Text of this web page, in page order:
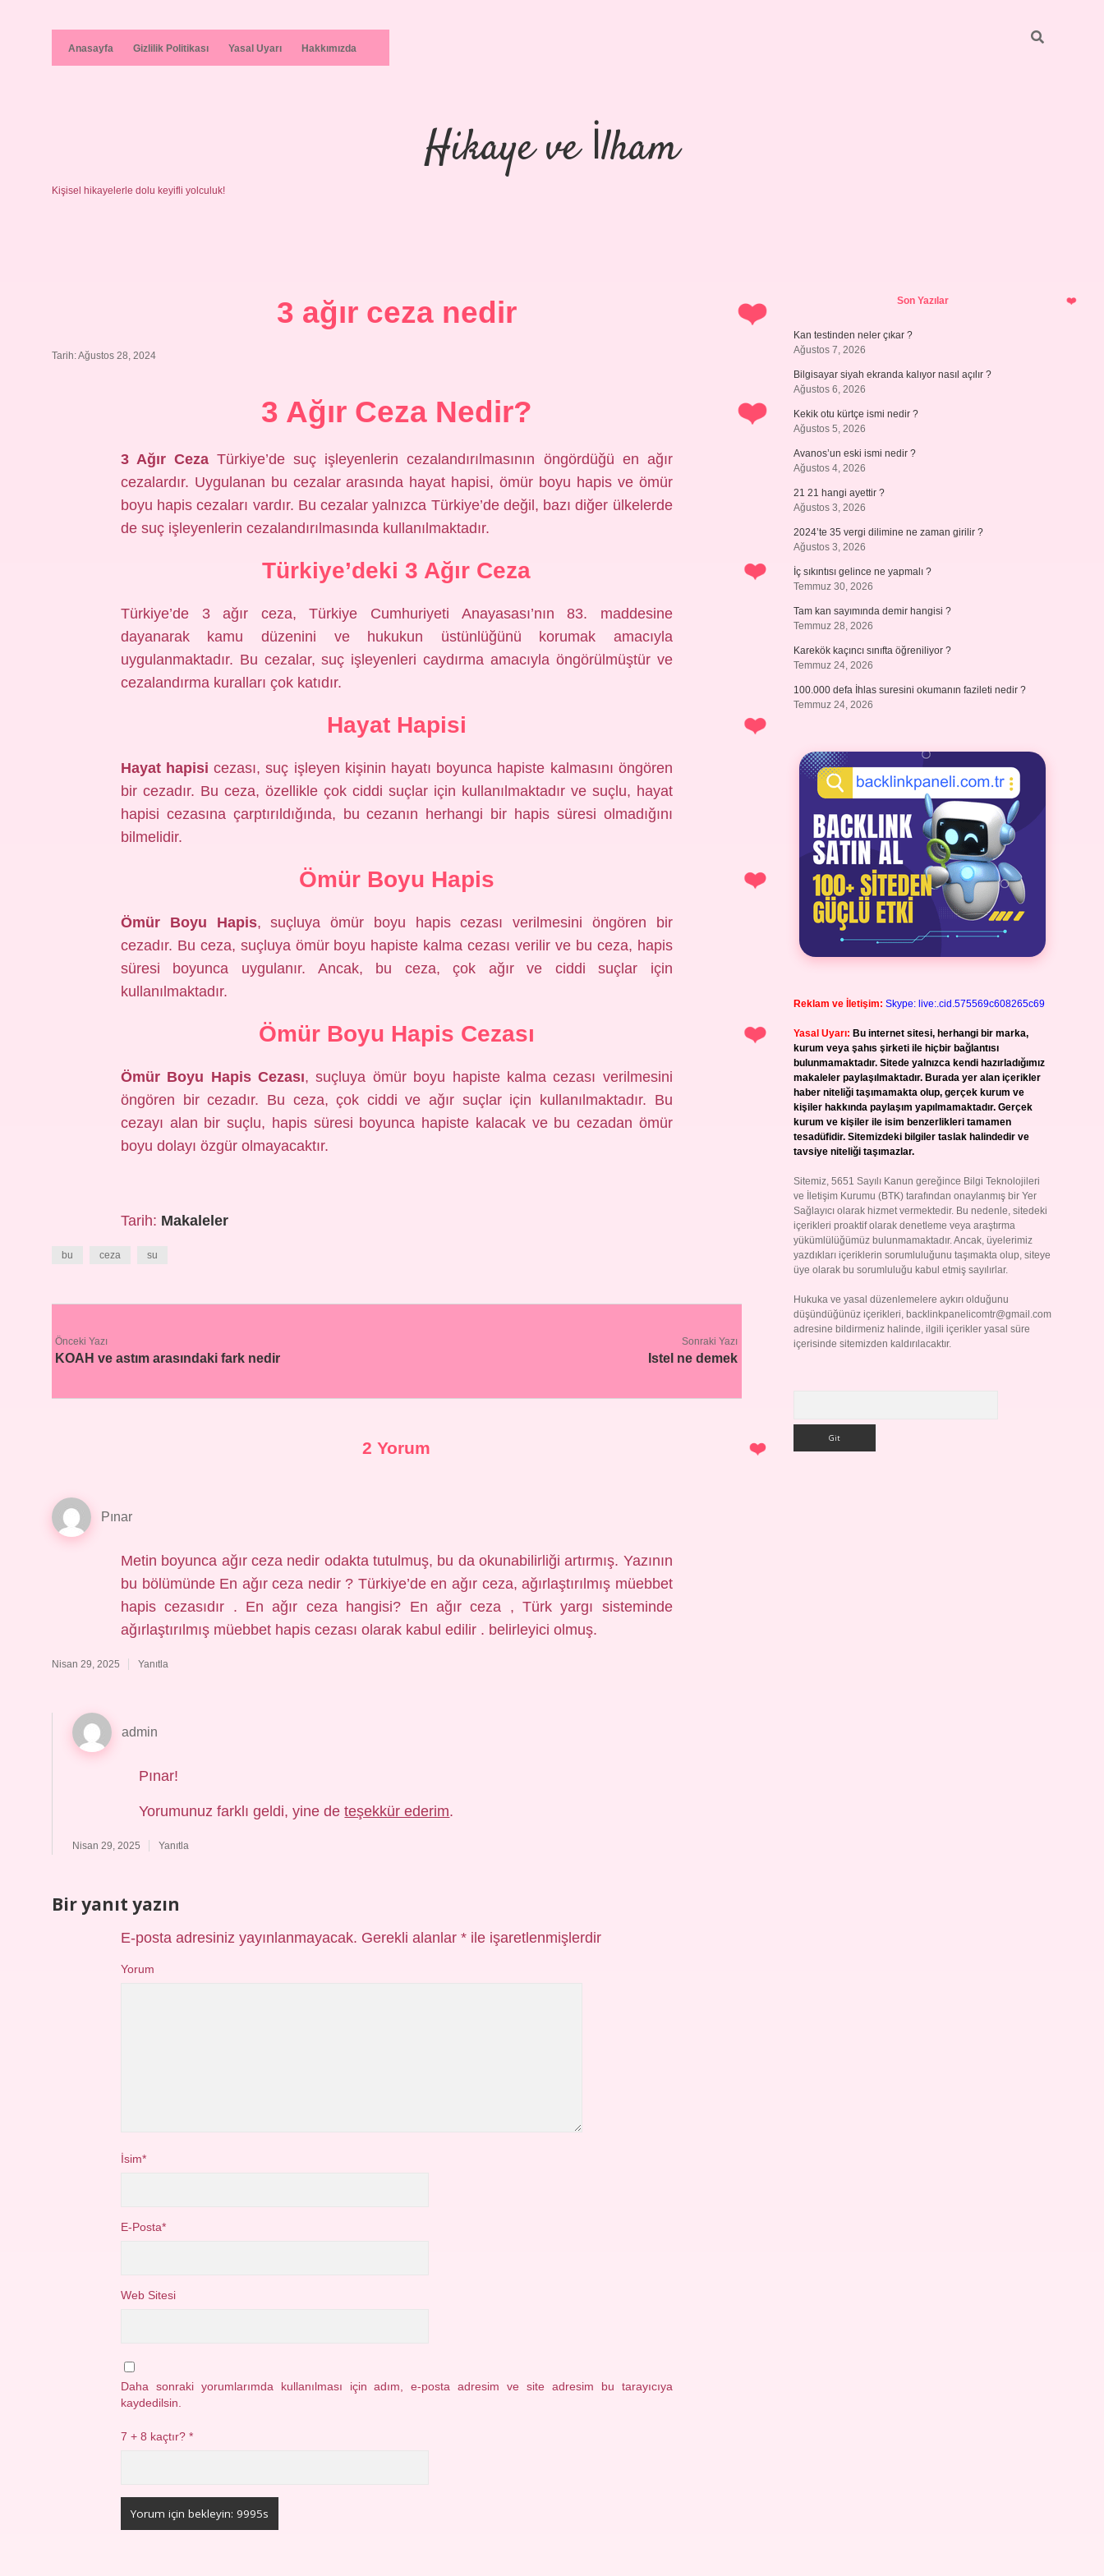
Anasayfa Gizlilik Politikası Yasal Uyarı Hakkımızda
Hikaye ve İlham
Kişisel hikayelerle dolu keyifli yolculuk!
3 ağır ceza nedir
Tarih: Ağustos 28, 2024
3 Ağır Ceza Nedir?
3 Ağır Ceza Türkiye’de suç işleyenlerin cezalandırılmasının öngördüğü en ağır
cezalardır. Uygulanan bu cezalar arasında hayat hapisi, ömür boyu hapis ve ömür
boyu hapis cezaları vardır. Bu cezalar yalnızca Türkiye’de değil, bazı diğer ülkelerde
de suç işleyenlerin cezalandırılmasında kullanılmaktadır.
Türkiye’deki 3 Ağır Ceza
Türkiye’de 3 ağır ceza, Türkiye Cumhuriyeti Anayasası’nın 83. maddesine
dayanarak kamu düzenini ve hukukun üstünlüğünü korumak amacıyla
uygulanmaktadır. Bu cezalar, suç işleyenleri caydırma amacıyla öngörülmüştür ve
cezalandırma kuralları çok katıdır.
Hayat Hapisi
Hayat hapisi cezası, suç işleyen kişinin hayatı boyunca hapiste kalmasını öngören
bir cezadır. Bu ceza, özellikle çok ciddi suçlar için kullanılmaktadır ve suçlu, hayat
hapisi cezasına çarptırıldığında, bu cezanın herhangi bir hapis süresi olmadığını
bilmelidir.
Ömür Boyu Hapis
Ömür Boyu Hapis, suçluya ömür boyu hapis cezası verilmesini öngören bir
cezadır. Bu ceza, suçluya ömür boyu hapiste kalma cezası verilir ve bu ceza, hapis
süresi boyunca uygulanır. Ancak, bu ceza, çok ağır ve ciddi suçlar için
kullanılmaktadır.
Ömür Boyu Hapis Cezası
Ömür Boyu Hapis Cezası, suçluya ömür boyu hapiste kalma cezası verilmesini
öngören bir cezadır. Bu ceza, çok ciddi ve ağır suçlar için kullanılmaktadır. Bu
cezayı alan bir suçlu, hapis süresi boyunca hapiste kalacak ve bu cezadan ömür
boyu dolayı özgür olmayacaktır.
Tarih: Makaleler
bu ceza su
Önceki Yazı
KOAH ve astım arasındaki fark nedir
Sonraki Yazı
Istel ne demek
2 Yorum
Pınar
Metin boyunca ağır ceza nedir odakta tutulmuş, bu da okunabilirliği artırmış. Yazının
bu bölümünde En ağır ceza nedir ? Türkiye’de en ağır ceza, ağırlaştırılmış müebbet
hapis cezasıdır . En ağır ceza hangisi? En ağır ceza , Türk yargı sisteminde
ağırlaştırılmış müebbet hapis cezası olarak kabul edilir . belirleyici olmuş.
Nisan 29, 2025 Yanıtla
admin
Pınar!
Yorumunuz farklı geldi, yine deteşekkür ederim.
Nisan 29, 2025 Yanıtla
Bir yanıt yazın
E-posta adresiniz yayınlanmayacak. Gerekli alanlar *ile işaretlenmişlerdir
Yorum
İsim*
E-Posta*
Web Sitesi
Daha sonraki yorumlarımda kullanılması için adım, e-posta adresim ve site adresim bu tarayıcıya
kaydedilsin.
7 + 8 kaçtır? *
SidebarSon Yazılar
Kan testinden neler çıkar ?
Ağustos 7, 2026
Bilgisayar siyah ekranda kalıyor nasıl açılır ?
Ağustos 6, 2026
Kekik otu kürtçe ismi nedir ?
Ağustos 5, 2026
Avanos’un eski ismi nedir ?
Ağustos 4, 2026
21 21 hangi ayettir ?
Ağustos 3, 2026
2024’te 35 vergi dilimine ne zaman girilir ?
Ağustos 3, 2026
İç sıkıntısı gelince ne yapmalı ?
Temmuz 30, 2026
Tam kan sayımında demir hangisi ?
Temmuz 28, 2026
Karekök kaçıncı sınıfta öğreniliyor ?
Temmuz 24, 2026
100.000 defa İhlas suresini okumanın fazileti nedir ?
Temmuz 24, 2026
Reklam ve İletişim: Skype: live:.cid.575569c608265c69
Yasal Uyarı: Bu internet sitesi, herhangi bir marka,
kurum veya şahıs şirketi ile hiçbir bağlantısı
bulunmamaktadır. Sitede yalnızca kendi hazırladığımız
makaleler paylaşılmaktadır. Burada yer alan içerikler
haber niteliği taşımamakta olup, gerçek kurum ve
kişiler hakkında paylaşım yapılmamaktadır. Gerçek
kurum ve kişiler ile isim benzerlikleri tamamen
tesadüfidir. Sitemizdeki bilgiler taslak halindedir ve
tavsiye niteliği taşımazlar.
Sitemiz, 5651 Sayılı Kanun gereğince Bilgi Teknolojileri
ve İletişim Kurumu (BTK) tarafından onaylanmış bir Yer
Sağlayıcı olarak hizmet vermektedir. Bu nedenle, sitedeki
içerikleri proaktif olarak denetleme veya araştırma
yükümlülüğümüz bulunmamaktadır. Ancak, üyelerimiz
yazdıkları içeriklerin sorumluluğunu taşımakta olup, siteye
üye olarak bu sorumluluğu kabul etmiş sayılırlar.
Hukuka ve yasal düzenlemelere aykırı olduğunu
düşündüğünüz içerikleri, backlinkpanelicomtr@gmail.com
adresine bildirmeniz halinde, ilgili içerikler yasal süre
içerisinde sitemizden kaldırılacaktır.